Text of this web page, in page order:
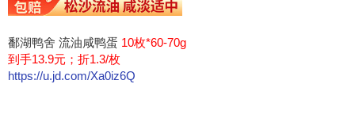
鄱湖鸭舍 流油咸鸭蛋 10枚*60-70g
到手13.9元；折1.3/枚
https://u.jd.com/Xa0iz6Q